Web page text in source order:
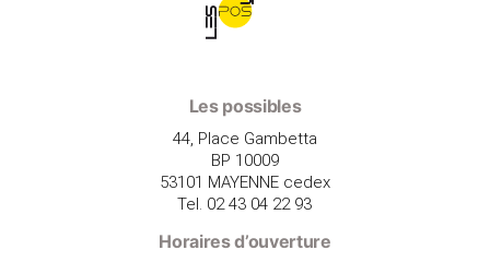
Les possibles
44, Place Gambetta
BP 10009
53101 MAYENNE cedex
Tel. 02 43 04 22 93
Horaires d’ouverture